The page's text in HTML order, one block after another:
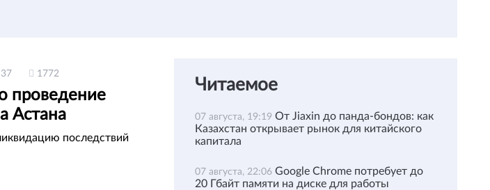
1772
проведение
Астана
последствий
Читаемое
07 августа, 19:19 От Jiaxin до панда-бондов: как
Казахстан открывает рынок для китайского
капитала
07 августа, 22:06 Google Chrome потребует до
20 Гбайт памяти на диске для работы